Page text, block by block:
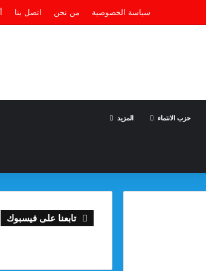
سياسة الخصوصية من نحن اتصل بنا
حزب الانتماء المزيد
تابعنا على فيسبوك